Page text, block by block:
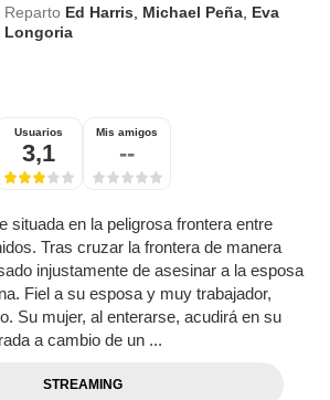
Reparto Ed Harris Michael Peña Eva
Longoria
Usuarios
3,1
Mis amigos
--
situada en la peligrosa frontera entre
Tras cruzar la frontera de manera
injustamente de asesinar a la esposa
Fiel a su esposa y muy trabajador,
Su mujer, al enterarse, acudirá en su
a cambio de un ...
STREAMING